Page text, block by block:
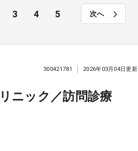
3 4 5 次へ
ニック／訪問診療
300421781 2026年03月04日更新